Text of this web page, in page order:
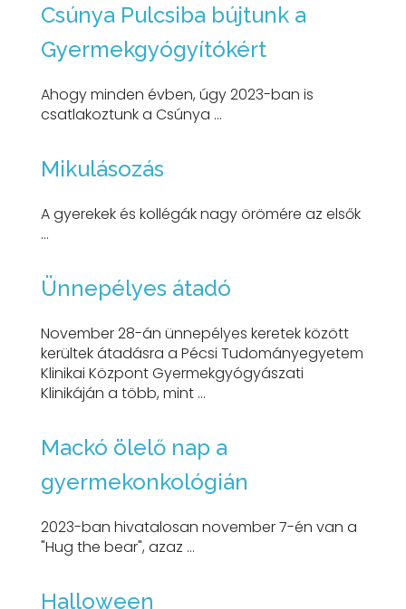
Csúnya Pulcsiba bújtunk a
Gyermekgyógyítókért
Ahogy minden évben, úgy 2023-ban is
csatlakoztunk a Csúnya ...
Mikulásozás
A gyerekek és kollégák nagy örömére az elsők
...
Ünnepélyes átadó
November 28-án ünnepélyes keretek között
kerültek átadásra a Pécsi Tudományegyetem
Klinikai Központ Gyermekgyógyászati
Klinikáján a több, mint ...
Mackó ölelő nap a
gyermekonkológián
2023-ban hivatalosan november 7-én van a
"Hug the bear", azaz ...
Halloween